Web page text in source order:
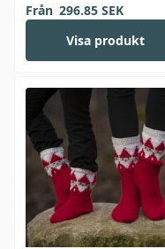
Från 296.85SEK
Visa produkt